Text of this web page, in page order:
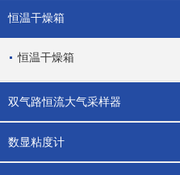
恒温干燥箱
恒温干燥箱
双气路恒流大气采样器
数显粘度计